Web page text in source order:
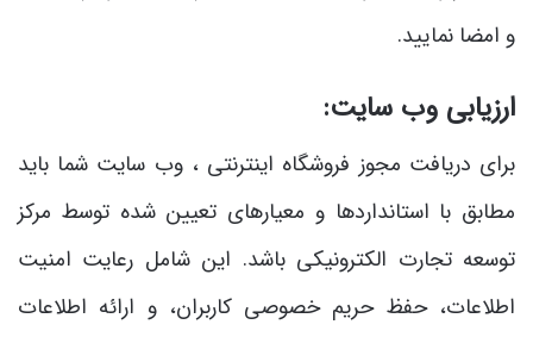
و امضا نمایید.
ارزیابی وب سایت:
برای دریافت مجوز فروشگاه اینترنتی ، وب سایت شما باید
مطابق با استانداردها و معیارهای تعیین شده توسط مرکز
توسعه تجارت الکترونیکی باشد. این شامل رعایت امنیت
اطلاعات، حفظ حریم خصوصی کاربران، و ارائه اطلاعات